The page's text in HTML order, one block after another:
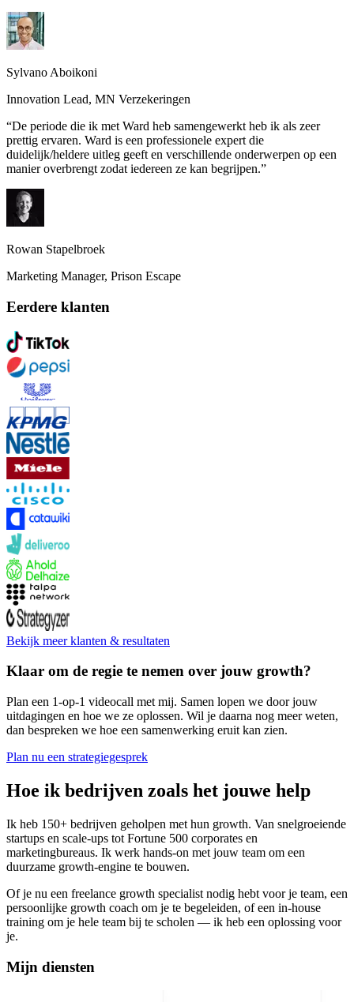
Sylvano Aboikoni
Innovation Lead, MN Verzekeringen
“De periode die ik met Ward heb samengewerkt heb ik als zeer
prettig ervaren. Ward is een professionele expert die
duidelijk/heldere uitleg geeft en verschillende onderwerpen op een
manier overbrengt zodat iedereen ze kan begrijpen.”
Rowan Stapelbroek
Marketing Manager, Prison Escape
Eerdere klanten
Bekijk meer klanten & resultaten
Klaar om de regie te nemen over jouw growth?
Plan een 1-op-1 videocall met mij. Samen lopen we door jouw
uitdagingen en hoe we ze oplossen. Wil je daarna nog meer weten,
dan bespreken we hoe een samenwerking eruit kan zien.
Plan nu een strategiegesprek
Hoe ik bedrijven zoals het jouwe help
Ik heb 150+ bedrijven geholpen met hun growth. Van snelgroeiende
startups en scale-ups tot Fortune 500 corporates en
marketingbureaus. Ik werk hands-on met jouw team om een
duurzame growth-engine te bouwen.
Of je nu een freelance growth specialist nodig hebt voor je team, een
persoonlijke growth coach om je te begeleiden, of een in-house
training om je hele team bij te scholen — ik heb een oplossing voor
je.
Mijn diensten